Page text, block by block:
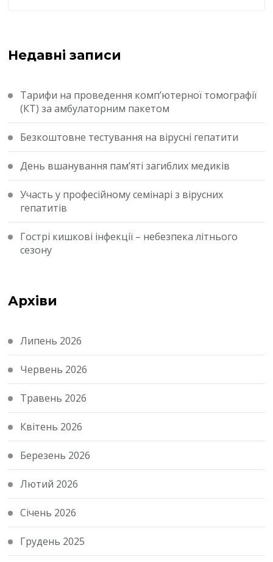
Недавні записи
Тарифи на проведення комп’ютерної томографії
(КТ) за амбулаторним пакетом
Безкоштовне тестування на вірусні гепатити
День вшанування пам’яті загиблих медиків
Участь у професійному семінарі з вірусних
гепатитів
Гострі кишкові інфекції – небезпека літнього
сезону
Архіви
Липень 2026
Червень 2026
Травень 2026
Квітень 2026
Березень 2026
Лютий 2026
Січень 2026
Грудень 2025